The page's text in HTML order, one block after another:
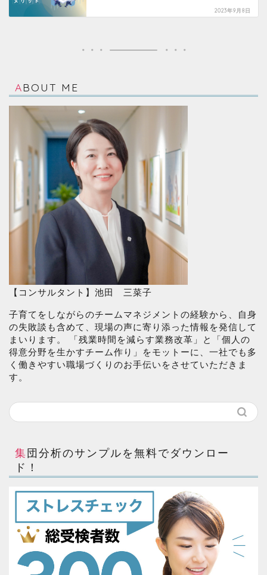
2023年9月8日
ABOUT ME
【コンサルタント】池田 三菜子
子育てをしながらのチームマネジメントの経験から、自身
の失敗談も含めて、現場の声に寄り添った情報を発信して
まいります。 「残業時間を減らす業務改革」と「個人の
得意分野を生かすチーム作り」をモットーに、一社でも多
く働きやすい職場づくりのお手伝いをさせていただきま
す。
集団分析のサンプルを無料でダウンロー
ド！